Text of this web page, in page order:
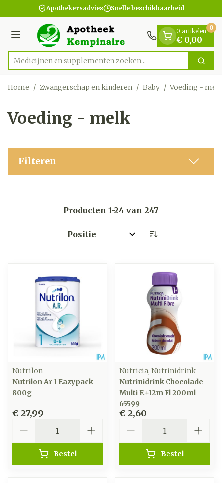
Ga naar de inhoudApothekersadvies Snelle beschikbaarheid
Menu
Product, merk, categorie...
Medicijnen en supplementen zo Zoek
0 artikelen
€ 0,00
0
Home / Zwangerschap en kinderen / Baby / Voeding -
Voeding - melk
Filteren
Producten 1-24 van 247
Sorteer op:
Nutrilon
Nutrilon Ar 1 Eazypack
800g
€ 27,99
Bestel
Nutricia, Nutrinidrink
Nutrinidrink Chocolade
Multi F.+12m Fl 200ml
65599
€ 2,60
Bestel